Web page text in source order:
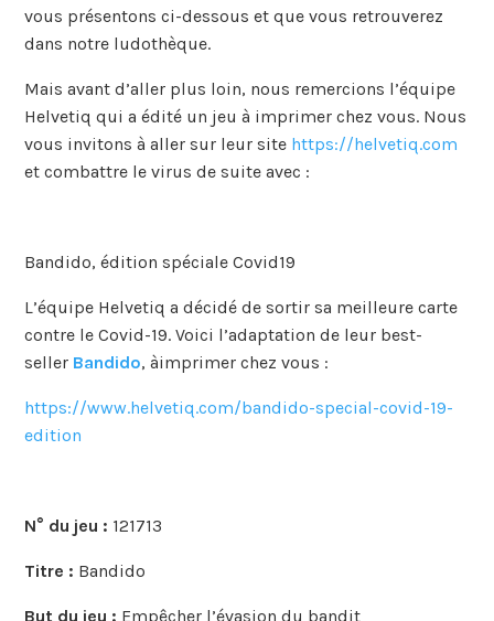
vous présentons ci-dessous et que vous retrouverez
dans notre ludothèque.
Mais avant d’aller plus loin, nous remercions l’équipe
Helvetiq qui a édité un jeu à imprimer chez vous. Nous
vous invitons à aller sur leur site https://helvetiq.com
et combattre le virus de suite avec :
Bandido, édition spéciale Covid19
L’équipe Helvetiq a décidé de sortir sa meilleure carte
contre le Covid-19. Voici l’adaptation de leur best-
seller Bandido, àimprimer chez vous :
https://www.helvetiq.com/bandido-special-covid-19-
edition
N° du jeu : 121713
Titre : Bandido
But du jeu : Empêcher l’évasion du bandit